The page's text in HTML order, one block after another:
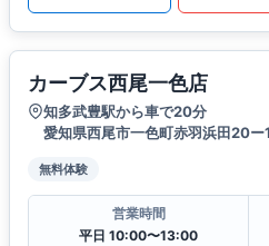
カーブス西尾一色店
知多武豊駅から車で20分
愛知県西尾市一色町赤羽浜田20ー1
無料体験
営業時間
平日 10:00〜13:00